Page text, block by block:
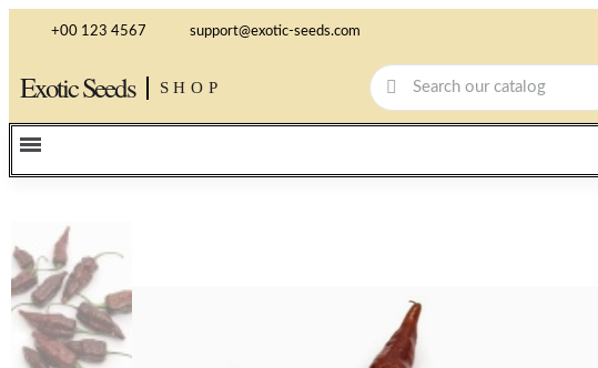
+00 123 4567 support@exotic-seeds.com
Exotic Seeds SHOP